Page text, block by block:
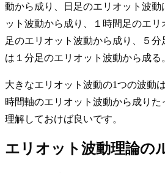
動から成り、日足のエリオット波動
ット波動から成り、１時間足のエ
足のエリオット波動から成り、５
は１分足のエリオット波動から成る
大きなエリオット波動の1つの波動
時間軸のエリオット波動から成りた
理解しておけば良いです。
エリオット波動理論の